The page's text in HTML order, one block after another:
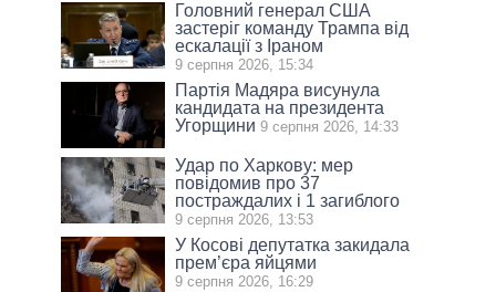
Головний генерал США
застеріг команду Трампа від
ескалації з Іраном
9 серпня 2026, 15:34
Партія Мадяра висунула
кандидата на президента
Угорщини 9 серпня 2026, 14:33
Удар по Харкову: мер
повідомив про 37
постраждалих і 1 загиблого
9 серпня 2026, 13:53
У Косові депутатка закидала
прем’єра яйцями
9 серпня 2026, 16:29